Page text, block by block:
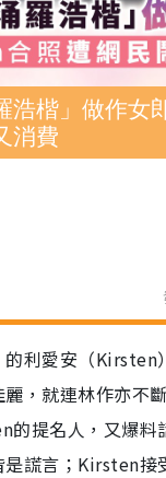
浩楷」做作女
消費
利愛安（Kirsten
，就連林作亦不
的提名人，又爆料
謊言；Kirsten接